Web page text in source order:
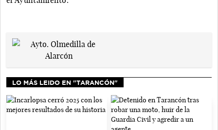
LO MÁS LEIDO EN "TARANCÓN"